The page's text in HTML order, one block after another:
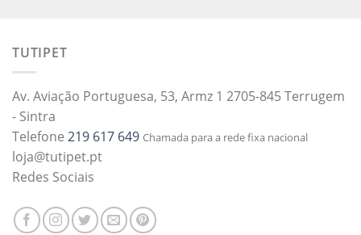
TUTIPET
Av. Aviação Portuguesa, 53, Armz 1 2705-845 Terrugem
- Sintra
Telefone 219 617 649 Chamada para a rede fixa nacional
loja@tutipet.pt
Redes Sociais